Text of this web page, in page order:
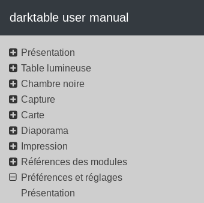
darktable user manual
Présentation
Table lumineuse
Chambre noire
Capture
Carte
Diaporama
Impression
Références des modules
Préférences et réglages
Présentation